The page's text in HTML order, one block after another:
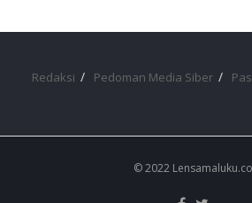
Redaksi Pedoman Media Siber
© 2022